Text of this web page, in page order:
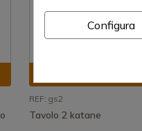
REF: gs2
Tavolo 2 katane
Configura